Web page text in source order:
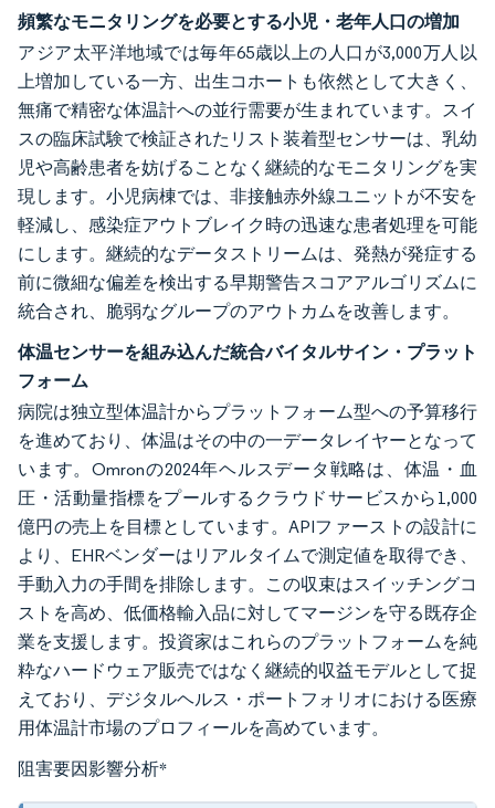
頻繁なモニタリングを必要とする小児・老年人口の増加
アジア太平洋地域では毎年65歳以上の人口が3,000万人以
上増加している一方、出生コホートも依然として大きく、
無痛で精密な体温計への並行需要が生まれています。スイ
スの臨床試験で検証されたリスト装着型センサーは、乳幼
児や高齢患者を妨げることなく継続的なモニタリングを実
現します。小児病棟では、非接触赤外線ユニットが不安を
軽減し、感染症アウトブレイク時の迅速な患者処理を可能
にします。継続的なデータストリームは、発熱が発症する
前に微細な偏差を検出する早期警告スコアアルゴリズムに
統合され、脆弱なグループのアウトカムを改善します。
体温センサーを組み込んだ統合バイタルサイン・プラット
フォーム
病院は独立型体温計からプラットフォーム型への予算移行
を進めており、体温はその中の一データレイヤーとなって
います。Omronの2024年ヘルスデータ戦略は、体温・血
圧・活動量指標をプールするクラウドサービスから1,000
億円の売上を目標としています。APIファーストの設計に
より、EHRベンダーはリアルタイムで測定値を取得でき、
手動入力の手間を排除します。この収束はスイッチングコ
ストを高め、低価格輸入品に対してマージンを守る既存企
業を支援します。投資家はこれらのプラットフォームを純
粋なハードウェア販売ではなく継続的収益モデルとして捉
えており、デジタルヘルス・ポートフォリオにおける医療
用体温計市場のプロフィールを高めています。
阻害要因影響分析*